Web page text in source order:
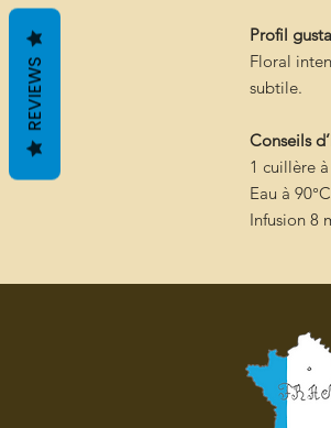
Profil
Floral
subtile.
Conseils
1 cuillère
Eau à 90°C
Infusion 8
REVIEWS